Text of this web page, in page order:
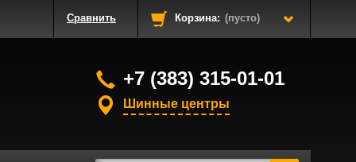
Сравнить Корзина: (пусто)
+7 (383) 315-01-01
Шинные центры